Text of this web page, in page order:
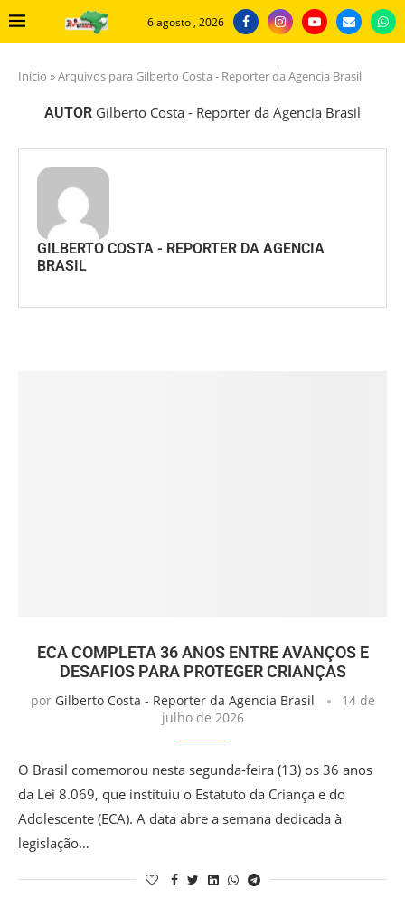
6 agosto , 2026
Início »Arquivos para Gilberto Costa - Reporter da Agencia Brasil
AUTOR Gilberto Costa - Reporter da Agencia Brasil
GILBERTO COSTA - REPORTER DA AGENCIA
BRASIL
ECA COMPLETA 36 ANOS ENTRE AVANÇOS E
DESAFIOS PARA PROTEGER CRIANÇAS
por Gilberto Costa - Reporter da Agencia Brasil
14 de
julho de 2026
O Brasil comemorou nesta segunda-feira (13) os 36 anos
da Lei 8.069, que instituiu o Estatuto da Criança e do
Adolescente (ECA). A data abre a semana dedicada à
legislação…